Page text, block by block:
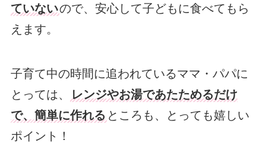
ていないので、安心して子どもに食べてもら
えます。
子育て中の時間に追われているママ・パパに
とっては、
レンジやお湯であたためるだけ
で、簡単に作れる ところも、とっても嬉しい
ポイント！